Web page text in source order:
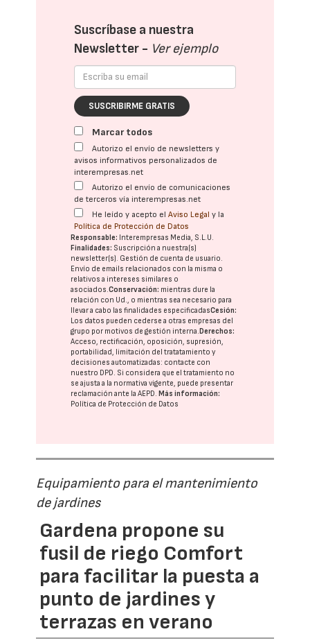
Suscríbase a nuestra
Newsletter - Ver ejemplo
SUSCRIBIRME GRATIS
Marcar todos
Autorizo el envío de newsletters y
avisos informativos personalizados de
interempresas.net
Autorizo el envío de comunicaciones
de terceros vía interempresas.net
He leído y acepto elAviso Legal y la
Política de Protección de Datos
Responsable: Interempresas Media, S.L.U.
Finalidades: Suscripción a nuestra(s)
newsletter(s). Gestión de cuenta de usuario.
Envío de emails relacionados con la misma o
relativos a intereses similares o
asociados.Conservación: mientras dure la
relación con Ud., o mientras sea necesario para
llevar a cabo las finalidades especificadasCesión:
Los datos pueden cederse a otras empresas del
grupo por motivos de gestión interna.Derechos:
Acceso, rectificación, oposición, supresión,
portabilidad, limitación del tratatamiento y
decisiones automatizadas: contacte con
nuestro DPD. Si considera que el tratamiento no
se ajusta a la normativa vigente, puede presentar
reclamación ante laAEPD.Más información:
Política de Protección de Datos
Equipamiento para el mantenimiento
de jardines
Gardena propone su
fusil de riego Comfort
para facilitar la puesta a
punto de jardines y
terrazas en verano